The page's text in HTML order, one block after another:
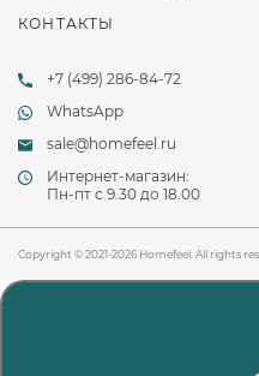
КОНТАКТЫ
+7 (499) 286-84-72
WhatsApp
sale@homefeel.ru
Интернет-магазин:
Пн-пт c 9.30 до 18.00
Copyright © 2021-2026 Homefeel. All rights